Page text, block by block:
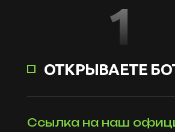
ОТКРЫВАЕТЕ
Ссылка на наш
1